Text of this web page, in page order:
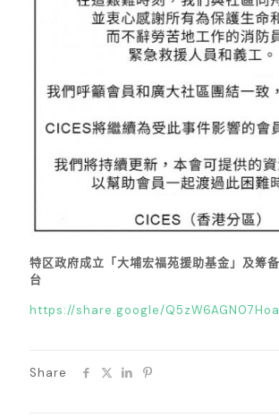
特区政府成立「大埔宏福苑援助基金」及筹
台
https://share.google/
Share